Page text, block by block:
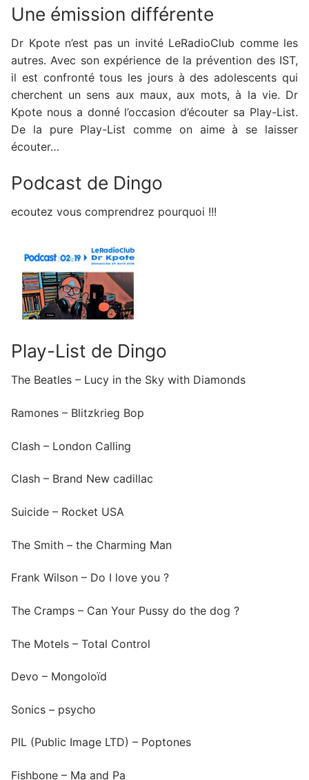
Une émission différente
Dr Kpote n’est pas un invité LeRadioClub comme les
autres. Avec son expérience de la prévention des IST,
il est confronté tous les jours à des adolescents qui
cherchent un sens aux maux, aux mots, à la vie. Dr
Kpote nous a donné l’occasion d’écouter sa Play-List.
De la pure Play-List comme on aime à se laisser
écouter…
Podcast de Dingo
ecoutez vous comprendrez pourquoi !!!
Play-List de Dingo
The Beatles – Lucy in the Sky with Diamonds
Ramones – Blitzkrieg Bop
Clash – London Calling
Clash – Brand New cadillac
Suicide – Rocket USA
The Smith – the Charming Man
Frank Wilson – Do I love you ?
The Cramps – Can Your Pussy do the dog ?
The Motels – Total Control
Devo – Mongoloïd
Sonics – psycho
PIL (Public Image LTD) – Poptones
Fishbone – Ma and Pa